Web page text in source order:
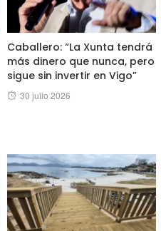
Caballero: “La Xunta tendrá
más dinero que nunca, pero
sigue sin invertir en Vigo”
Posted
30 julio 2026